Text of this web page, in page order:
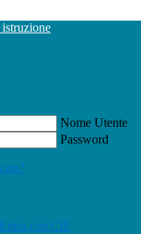
Nome Utente
Password
Entra con CIE